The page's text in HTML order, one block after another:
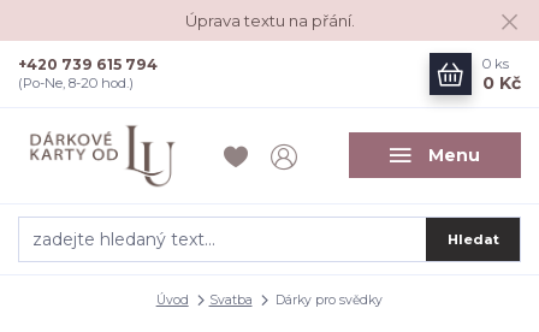
Úprava textu na přání.
Menu
Hledat
+420 739 615 794
(Po-Ne, 8-20 hod.)
0 ks
0 Kč
Úvod Svatba Dárky pro svědky